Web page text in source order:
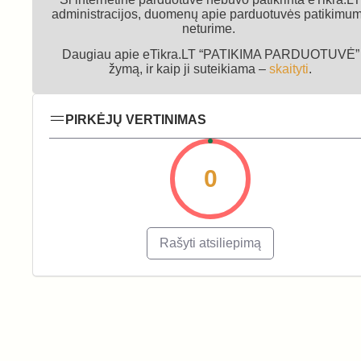
administracijos, duomenų apie parduotuvės
neturime.
Daugiau apie eTikra.LT “PATIKIMA PARDUOTUVĖ”
žymą, ir kaip ji suteikiama – skaityti.
PIRKĖJŲ VERTINIMAS
0
Rašyti atsiliepimą